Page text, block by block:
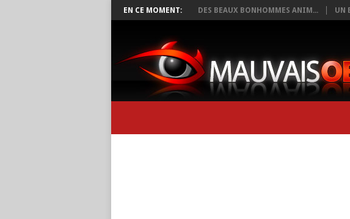
EN CE MOMENT: DES BEAUX BONHOMMES ANIM... UN